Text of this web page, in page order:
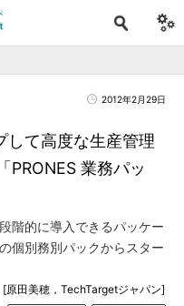
2012年2月29日
して高度な生産管理
PRONES 業務パッ
階的に導入できるパッケー
個別務別パックからスター
[原田美穂，TechTargetジャパン]